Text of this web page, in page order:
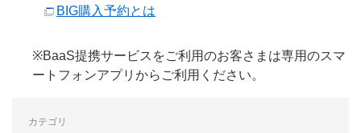
BIG購入予約とは
※BaaS提携サービスをご利用のお客さまは専用のスマ
ートフォンアプリからご利用ください。
カテゴリ